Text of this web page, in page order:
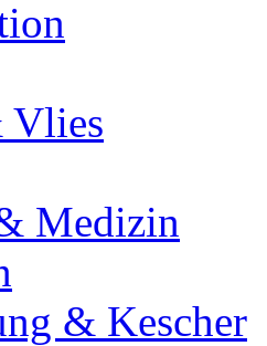
Vlies
Medizin
& Kescher